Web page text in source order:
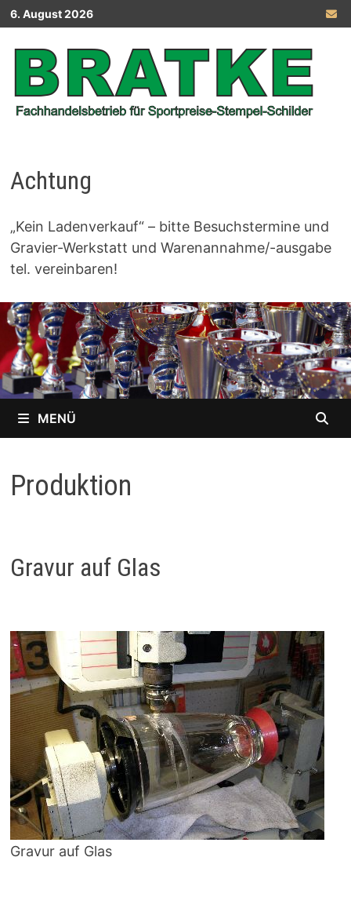
Zurück
zum
Inhalt
6. August 2026
Achtung
„Kein Ladenverkauf“ – bitte Besuchstermine und
Gravier-Werkstatt und Warenannahme/-ausgabe
tel. vereinbaren!
MENÜ
Produktion
Gravur auf Glas
Gravur auf Glas